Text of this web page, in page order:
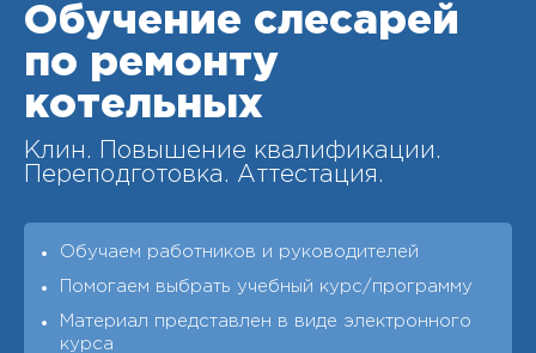
Обучение слесарей
по ремонту
котельных
Клин. Повышение квалификации.
Переподготовка. Аттестация.
Обучаем работников и руководителей
Помогаем выбрать учебный курс/программу
Материал представлен в виде электронного
курса